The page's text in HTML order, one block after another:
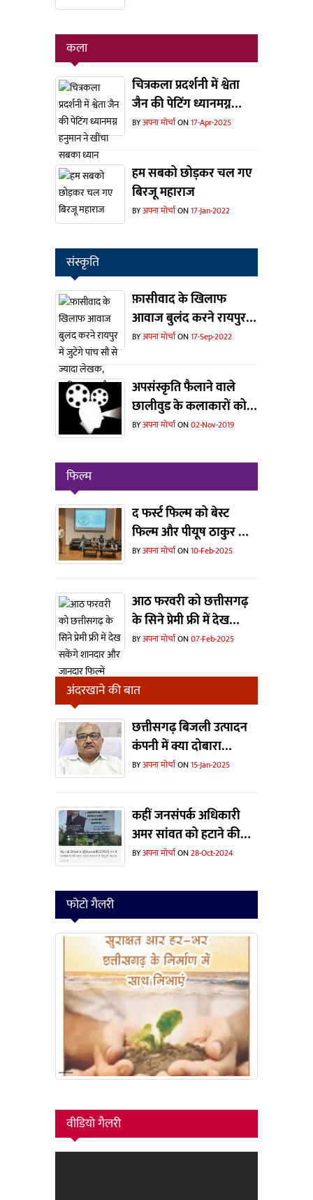
कला
चित्रकला प्रदर्शनी में श्वेता
जैन की पेटिंग ध्यानमग्न
हनुमान ने खींचा सबका
BYअपना मोर्चाON17-Apr-2025
हम सबको छोड़कर चल गए
बिरजू महाराज
BYअपना मोर्चाON17-Jan-2022
संस्कृति
फ़ासीवाद के खिलाफ
आवाज बुलंद करने रायपुर में
जुटेंगे पांच सौ से ज्यादा
संस्कृतिकर्मी
BYअपना मोर्चाON17-Sep-2022
अपसंस्कृति फैलाने वाले
छालीवुड के कलाकारों को
संस्कृति विभाग ने दिखाया
वर्ग में हर्ष
BYअपना मोर्चाON02-Nov-2019
फिल्म
द फर्स्ट फिल्म को बेस्ट
फिल्म और पीयूष ठाकुर को
मिला बेस्ट डायरेक्टर का
BYअपना मोर्चाON10-Feb-2025
आठ फरवरी को छत्तीसगढ़
के सिने प्रेमी फ्री में देख
सकेंगे शानदार और जानदार
BYअपना मोर्चाON07-Feb-2025
अंदरखाने की बात
छत्तीसगढ़ बिजली उत्पादन
कंपनी में क्या दोबारा
ताजपोशी हो पाएंगी संजीव
BYअपना मोर्चाON15-Jan-2025
कहीं जनसंपर्क अधिकारी
अमर सांवत को हटाने की
वजह यह विज्ञापन तो नहीं ?
BYअपना मोर्चाON28-Oct-2024
फोटो गैलरी
वीडियो गैलरी